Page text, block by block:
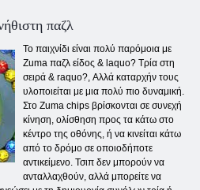
παζλ
Το παιχνίδι είναι πολύ παρόμοια με
Zuma παζλ είδος & laquo? Τρία στη
σειρά & raquo?, Αλλά καταρχήν τους
υλοποιείται με μια πολύ πιο δυναμική.
Στο Zuma chips βρίσκονται σε συνεχή
κίνηση, ολίσθηση προς τα κάτω στο
κέντρο της οθόνης, ή να κινείται κάτω
από το δρόμο σε οποιοδήποτε
αντικείμενο. Τσιπ δεν μπορούν να
ανταλλαχθούν, αλλά μπορείτε να